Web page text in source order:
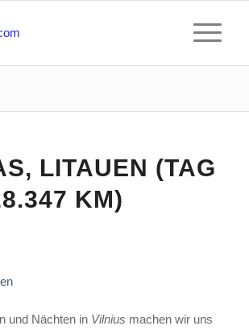
LITAUEN (TAG
KM)
und Nächten in Vilnius machen wir uns